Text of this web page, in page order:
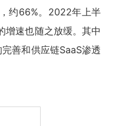
约66%。2022年上半
增速也随之放缓。其中
善和供应链SaaS渗透